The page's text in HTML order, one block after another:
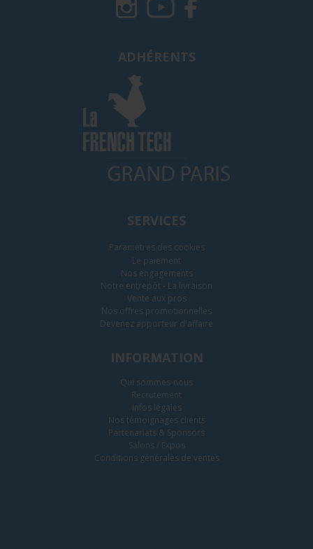
ADHÉRENTS
SERVICES
Paramètres des cookies
Le paiement
Nos engagements
Notre entrepôt - La livraison
Vente aux pros
Nos offres promotionnelles
Devenez apporteur d'affaire
INFORMATION
Qui sommes-nous
Recrutement
Infos légales
Nos témoignages clients
Partenariats & Sponsors
Salons / Expos
Conditions générales de ventes